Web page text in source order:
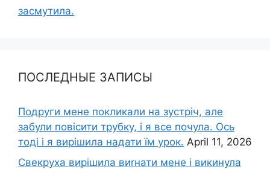
засмутила.
ПОСЛЕДНЫЕ ЗАПИСЫ
Подруги мене покликали на зустріч, але
забули повісити трубку, і я все почула. Ось
тоді і я вирішила надати їм урок. April 11, 2026
Свекруха вирішила виrнати мене і викинула